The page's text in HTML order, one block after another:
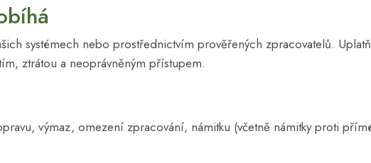
systémech nebo prostřednictvím prověřených zpracovatelů.
ztrátou a neoprávněným přístupem.
výmaz, omezení zpracování, námitku (včetně námitky proti